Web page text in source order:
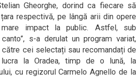
Gheorghe, dorind ca fiecare să
respectivă, pe lângă arii din opere
impact la public. Astfel, sub
s-a derulat un program variat,
către cei selectați sau recomandați de
la Oradea, timp de o lună, la
cu regizorul Carmelo Agnello de la